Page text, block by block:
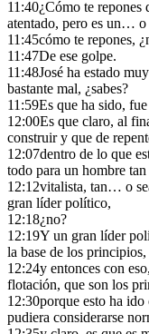
11:40¿Cómo te repones
atentado, pero es un… o
11:45cómo te repones,
11:47De ese golpe.
11:48José ha estado
bastante mal, ¿sabes?
11:59Es que ha sido,
12:00Es que claro, al
construir y que de
12:07dentro de lo que
todo para un hombre tan
12:12vitalista, tan… o
gran líder político,
12:18¿no?
12:19Y un gran líder
la base de los principios,
12:24y entonces con
flotación, que son los
12:30porque esto ha
pudiera considerarse